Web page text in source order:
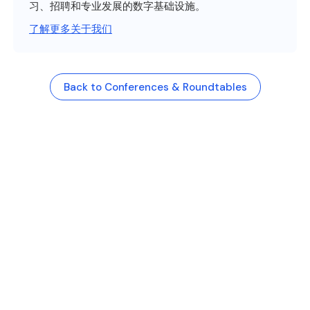
习、招聘和专业发展的数字基础设施。
了解更多关于我们
Back to Conferences & Roundtables